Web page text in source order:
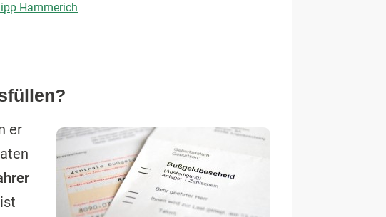
Hammerich
er